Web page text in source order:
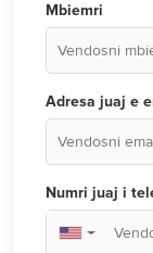
Mbiemri
Adresa juaj e
Numri juaj i
▼